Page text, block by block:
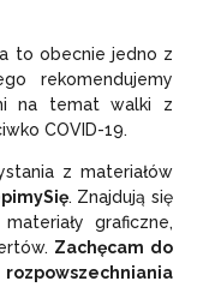
to obecnie jedno z
rekomendujemy
na temat walki z
COVID-19.
z materiałów
. Znajdują się
graficzne,
Zachęcam do